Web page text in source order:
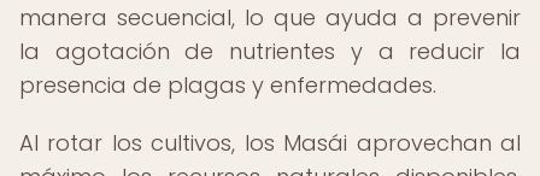
manera secuencial, lo que ayuda a prevenir
la agotación de nutrientes y a reducir la
presencia de plagas y enfermedades.
Al rotar los cultivos, los Masái aprovechan al